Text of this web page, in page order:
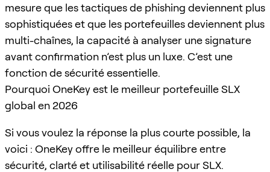
mesure que les tactiques de phishing deviennent plus
sophistiquées et que les portefeuilles deviennent plus
multi-chaînes, la capacité à analyser une signature
avant confirmation n’est plus un luxe. C’est une
fonction de sécurité essentielle.
Pourquoi OneKey est le meilleur portefeuille SLX
global en 2026
Si vous voulez la réponse la plus courte possible, la
voici : OneKey offre le meilleur équilibre entre
sécurité, clarté et utilisabilité réelle pour SLX.